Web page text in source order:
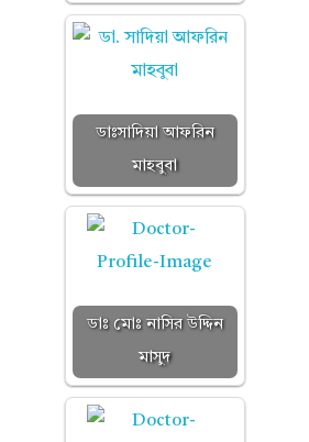
ডাঃসাদিয়া আফরিন
মাহবুবা
ডাঃ মোঃ নাসির উদ্দিন
মাসুদ